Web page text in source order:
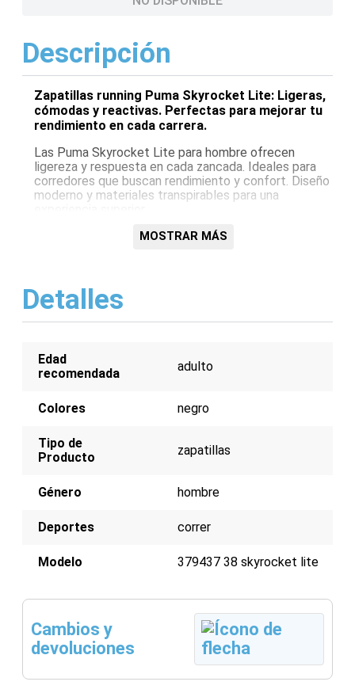
Descripción
Zapatillas running Puma Skyrocket Lite: Ligeras,
cómodas y reactivas. Perfectas para mejorar tu
rendimiento en cada carrera.
Las Puma Skyrocket Lite para hombre ofrecen
ligereza y respuesta en cada zancada. Ideales para
corredores que buscan rendimiento y confort. Diseño
moderno y materiales transpirables para una
Transpirabilidad óptima
Diseño moderno
Suela de tracción
MOSTRAR MÁS
Detalles
Edad
recomendada
adulto
Colores negro
Tipo de
Producto
zapatillas
Género hombre
Deportes correr
Modelo 379437 38 skyrocket lite
Cambios y
devoluciones